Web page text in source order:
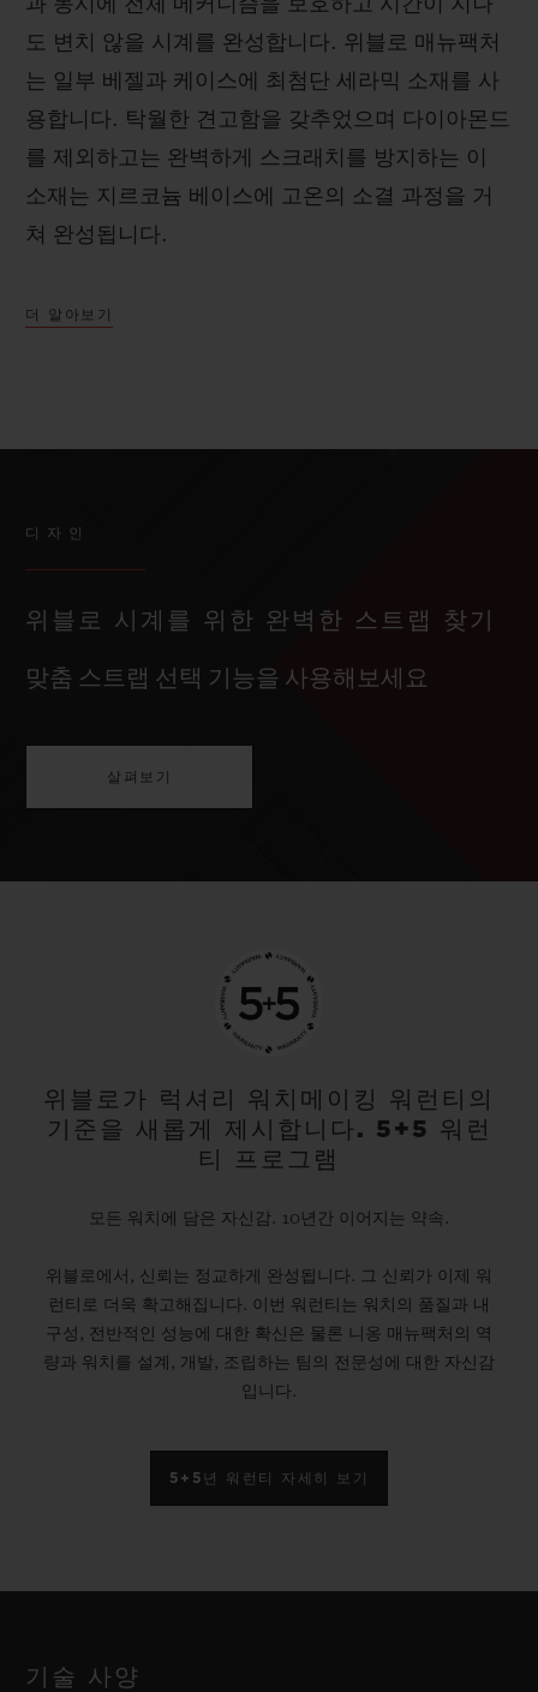
과 동시에 전체 메커니즘을 보호하고 시간이 지나
도 변치 않을 시계를 완성합니다. 위블로 매뉴팩처
는 일부 베젤과 케이스에 최첨단 세라믹 소재를 사
용합니다. 탁월한 견고함을 갖추었으며 다이아몬드
를 제외하고는 완벽하게 스크래치를 방지하는 이
소재는 지르코늄 베이스에 고온의 소결 과정을 거
쳐 완성됩니다.
더 알아보기
디자인
위블로 시계를 위한 완벽한 스트랩 찾기
맞춤 스트랩 선택 기능을 사용해보세요
살펴보기
위블로가 럭셔리 워치메이킹 워런티의
기준을 새롭게 제시합니다. 5+5 워런
티 프로그램
모든 워치에 담은 자신감. 10년간 이어지는 약속.
위블로에서, 신뢰는 정교하게 완성됩니다. 그 신뢰가 이제 워
런티로 더욱 확고해집니다. 이번 워런티는 워치의 품질과 내
구성, 전반적인 성능에 대한 확신은 물론 니옹 매뉴팩처의 역
량과 워치를 설계, 개발, 조립하는 팀의 전문성에 대한 자신감
입니다.
5+5년 워런티 자세히 보기
기술 사양